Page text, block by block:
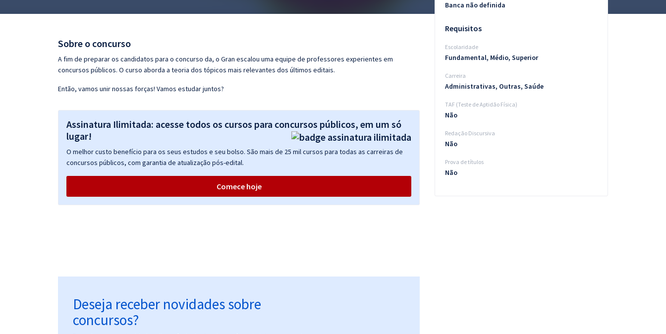
Conteúdo gratuito
Sobre o concurso
A fim de preparar os candidatos para o concurso da, o Gran escalou uma equipe de professores experientes em
concursos públicos. O curso aborda a teoria dos tópicos mais relevantes dos últimos editais.
Então, vamos unir nossas forças! Vamos estudar juntos?
Assinatura Ilimitada: acesse todos os cursos para concursos públicos, em um só
lugar!
O melhor custo benefício para os seus estudos e seu bolso. São mais de 25 mil cursos para todas as carreiras de
concursos públicos, com garantia de atualização pós-edital.
Comece hoje
Deseja receber novidades sobre
concursos?
Banca não definida
Requisitos
Escolaridade
Fundamental, Médio, Superior
Carreira
Administrativas, Outras, Saúde
TAF (Teste de Aptidão Física)
Não
Redação Discursiva
Não
Prova de títulos
Não